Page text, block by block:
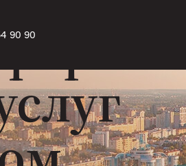
90 90